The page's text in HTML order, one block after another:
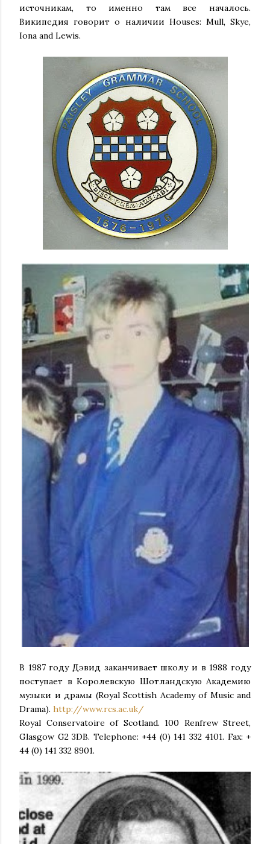
источникам, то именно там все началось.
Википедия говорит о наличии Houses: Mull, Skye,
Iona and Lewis.
В 1987 году Дэвид заканчивает школу и в 1988 году
поступает в Королевскую Шотландскую Академию
музыки и драмы (Royal Scottish Academy of Music and
Drama). http://www.rcs.ac.uk/
Royal Conservatoire of Scotland. 100 Renfrew Street,
Glasgow G2 3DB. Telephone: +44 (0) 141 332 4101. Fax: +
44 (0) 141 332 8901.